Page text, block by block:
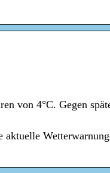
von 4°C. Gegen
aktuelle